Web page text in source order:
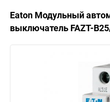
Eaton Модульный
выключатель FAZT-